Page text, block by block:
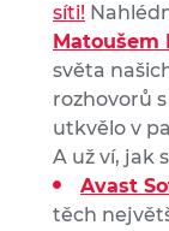
síti!
Matoušem
světa
rozhovorů
utkvělo v
A už ví, jak
Avast
těch